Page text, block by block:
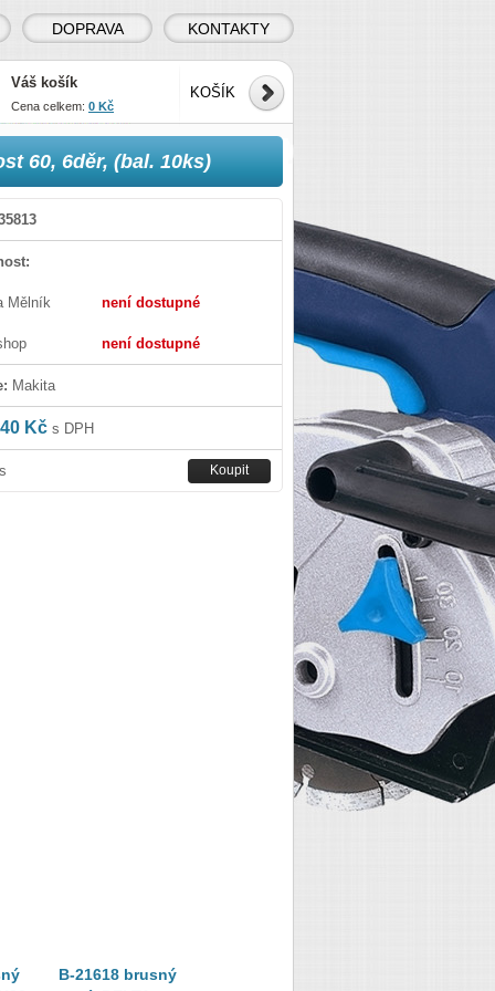
60, 6děr, (bal. 10ks)
Mělník není dostupné
není dostupné
Makita
Kč s DPH
B-21618 brusný
DOPRAVA KONTAKTY
KOŠÍK
Váš košík
Cena celkem: 0 Kč